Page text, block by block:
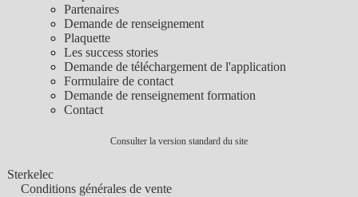
Partenaires
Demande de renseignement
Plaquette
Les success stories
Demande de téléchargement de l'application
Formulaire de contact
Demande de renseignement formation
Contact
Consulter la version standard du site
Sterkelec
Conditions générales de vente